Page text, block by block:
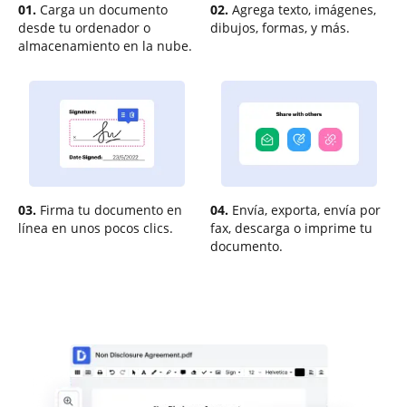
01. Carga un documento
desde tu ordenador o
almacenamiento en la nube.
02. Agrega texto, imágenes,
dibujos, formas, y más.
03. Firma tu documento en
línea en unos pocos clics.
04. Envía, exporta, envía por
fax, descarga o imprime tu
documento.